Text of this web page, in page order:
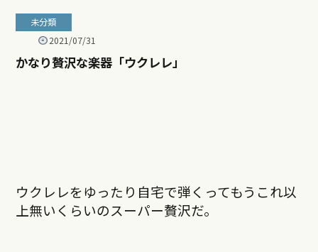
未分類
2021/07/31
かなり贅沢な楽器「ウクレレ」
ウクレレをゆったり自宅で弾くってもうこれ以
上無いくらいのスーパー贅沢だ。